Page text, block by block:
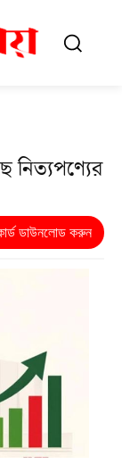
নিত্যপণ্যের
ডাউনলোড করুন